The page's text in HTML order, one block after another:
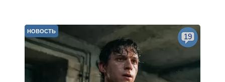
НОВОСТЬ
19